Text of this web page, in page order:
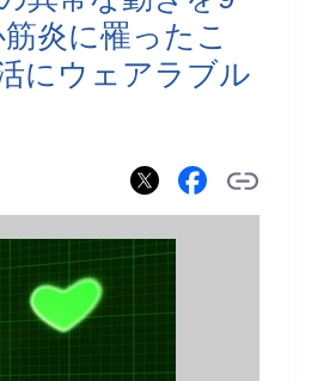
炎に罹ったこ
にウェアラブル